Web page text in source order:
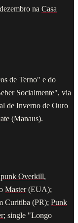
na Casa
de Terno" e do
Socialmente", via
de Inverno de Ouro
(Manaus).
Overkill,
Master(EUA);
Curitiba (PR); Punk
; single "Longo